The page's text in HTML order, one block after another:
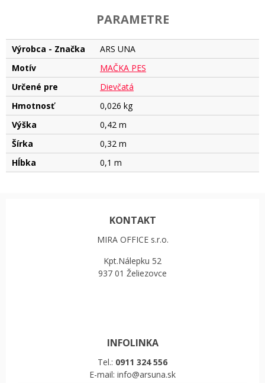
PARAMETRE
Výrobca - Značka
ARS UNA
Motív
MAČKA PES
Určené pre
Dievčatá
Hmotnosť
0,026 kg
Výška
0,42 m
Šírka
0,32 m
Hĺbka
0,1 m
KONTAKT
MIRA OFFICE s.r.o.
Kpt.Nálepku 52
937 01 Želiezovce
INFOLINKA
Tel.: 0911 324 556
E-mail: info@arsuna.sk